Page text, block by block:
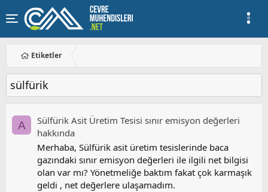
Etiketler
sülfürik
A
Sülfürik Asit Üretim Tesisi sınır emisyon değerleri
hakkında
Merhaba, Sülfürik asit üretim tesislerinde baca
gazındaki sınır emisyon değerleri ile ilgili net bilgisi
olan var mı? Yönetmeliğe baktım fakat çok karmaşık
geldi , net değerlere ulaşamadım.